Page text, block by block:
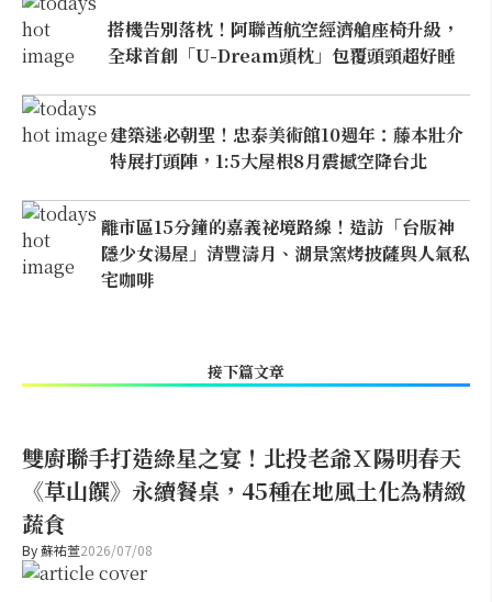
搭機告別落枕！阿聯酋航空經濟艙座椅升級，
全球首創「U-Dream頭枕」包覆頭頸超好睡
建築迷必朝聖！忠泰美術館10週年：藤本壯介
特展打頭陣，1:5大屋根8月震撼空降台北
離市區15分鐘的嘉義祕境路線！造訪「台版神
隱少女湯屋」清豐濤月、湖景窯烤披薩與人氣私
宅咖啡
接下篇文章
雙廚聯手打造綠星之宴！北投老爺Ｘ陽明春天
《草山饌》永續餐桌，45種在地風土化為精緻
蔬食
By蘇祐萱2026/07/08